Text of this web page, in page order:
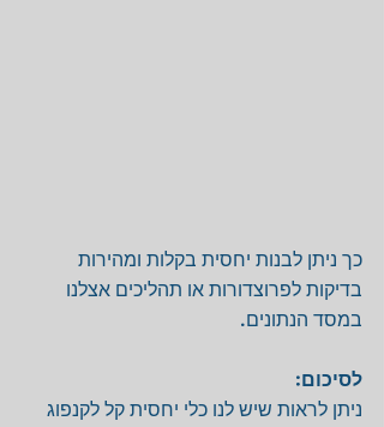
כך ניתן לבנות יחסית בקלות ומהירות
בדיקות לפרוצדורות או תהליכים אצלנו
במסד הנתונים.
לסיכום:
ניתן לראות שיש לנו כלי יחסית קל לקנפוג